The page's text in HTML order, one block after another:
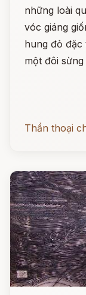
những loài
vóc giáng
hung đỏ đặc
một đôi
Thần thoại